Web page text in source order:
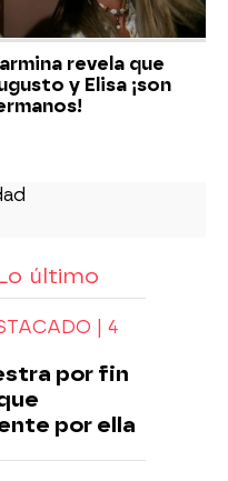
revela que
y Elisa ¡son
último
| 4
por fin
por ella